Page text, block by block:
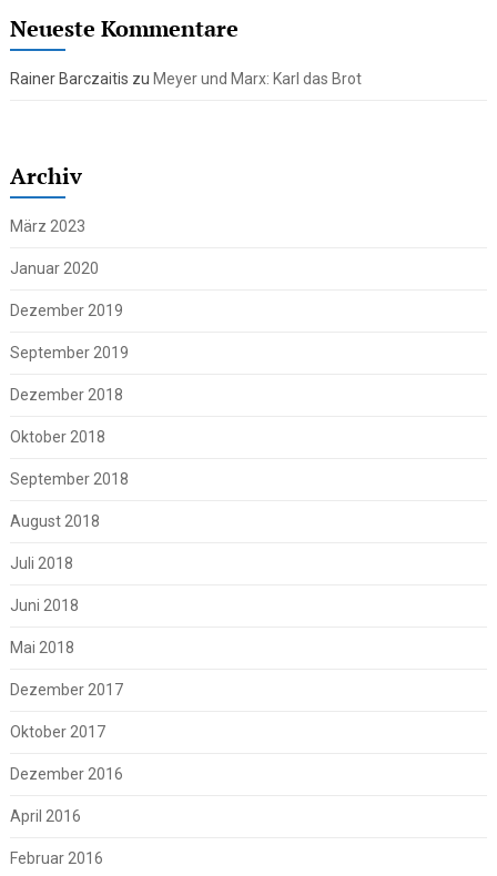
Neueste Kommentare
Rainer Barczaitis zu Meyer und Marx: Karl das Brot
Archiv
März 2023
Januar 2020
Dezember 2019
September 2019
Dezember 2018
Oktober 2018
September 2018
August 2018
Juli 2018
Juni 2018
Mai 2018
Dezember 2017
Oktober 2017
Dezember 2016
April 2016
Februar 2016